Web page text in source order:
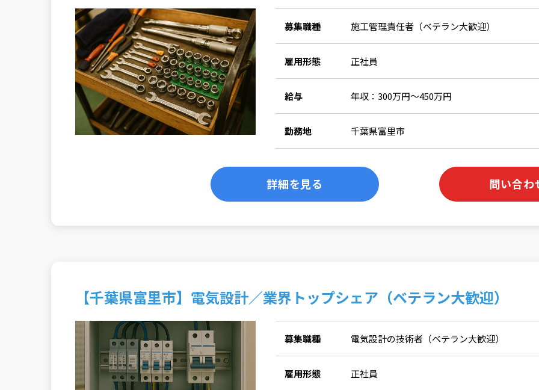
募集職種 施工管理責任者（ベテラン大歓迎）
雇用形態 正社員
給与 年収：300万円～450万円
勤務地 千葉県富里市
詳細を見る 問い合わ
【千葉県富里市】電気設計／業界トップシェア（ベテラン大歓迎）
募集職種 電気設計の技術者（ベテラン大歓迎）
雇用形態 正社員